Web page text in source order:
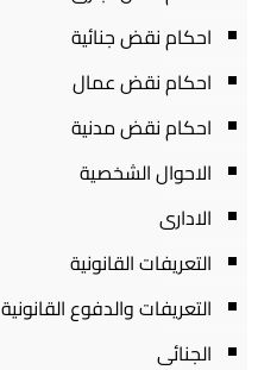
احكام نقض جنائية
احكام نقض عمال
احكام نقض مدنية
الاحوال الشخصية
الادارى
التعريفات القانونية
التعريفات والدفوع القانونية
الجنائى